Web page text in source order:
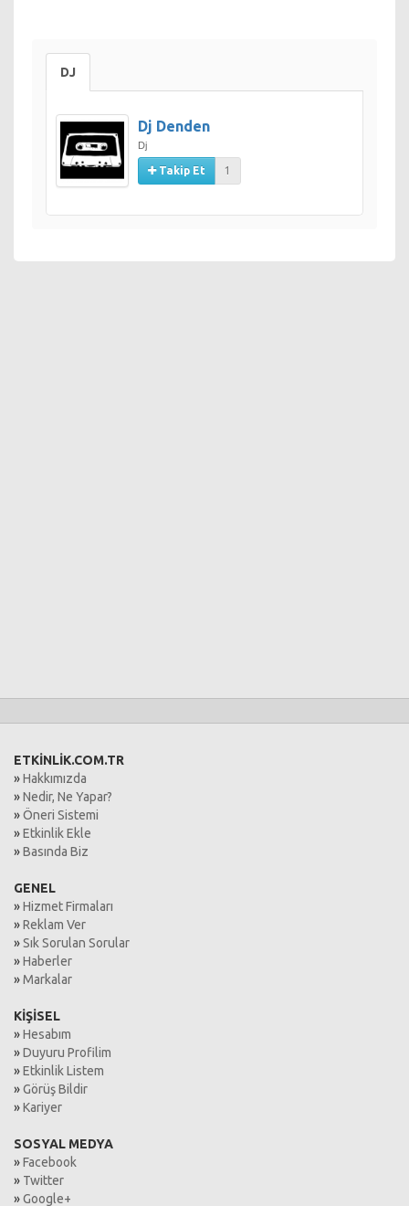
DJ
Dj Denden
Dj
Takip Et 1
ETKİNLİK.COM.TR
»Hakkımızda
»Nedir, Ne Yapar?
»Öneri Sistemi
»Etkinlik Ekle
»Basında Biz
GENEL
»Hizmet Firmaları
»Reklam Ver
»Sık Sorulan Sorular
»Haberler
»Markalar
KİŞİSEL
»Hesabım
»Duyuru Profilim
»Etkinlik Listem
»Görüş Bildir
»Kariyer
SOSYAL MEDYA
»Facebook
» Twitter
»Google+